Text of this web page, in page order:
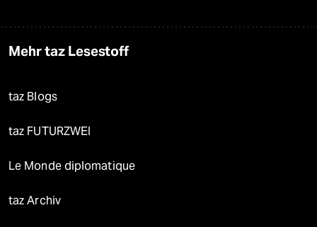
Mehr taz Lesestoff
taz Blogs
taz FUTURZWEI
Le Monde diplomatique
taz Archiv